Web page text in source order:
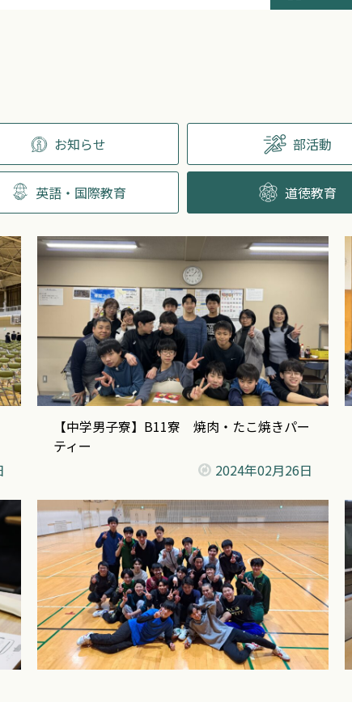
お知らせ 部活動
英語・国際教育 道徳教育
【中学男子寮】B11寮 焼肉・たこ焼きパー
ティー
2024年02月26日